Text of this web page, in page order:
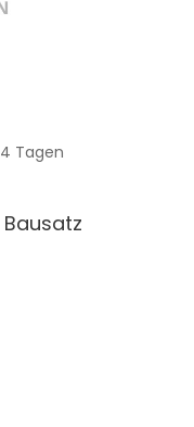
Tagen
Bausatz